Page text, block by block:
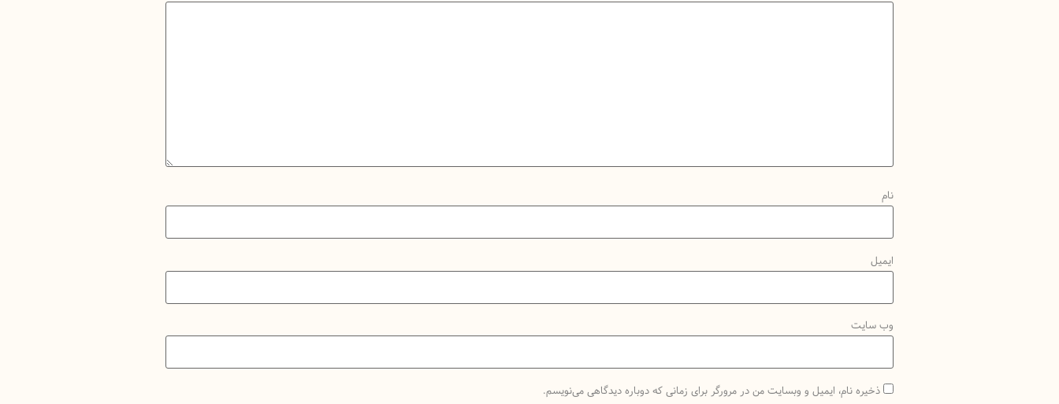
نام
ایمیل
وب‌ سایت
ذخیره نام، ایمیل و وبسایت من در مرورگر برای زمانی که دوباره دیدگاهی می‌نویسم.